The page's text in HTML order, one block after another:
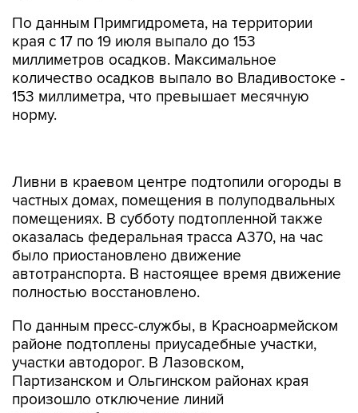
По данным Примгидромета, на территории
края с 17 по 19 июля выпало до 153
миллиметров осадков. Максимальное
количество осадков выпало во Владивостоке -
153 миллиметра, что превышает месячную
норму.
помещениях. В субботу подтопленной также
оказалась федеральная трасса А370, на час
было приостановлено движение
автотранспорта. В настоящее время движение
полностью восстановлено.
По данным пресс-службы, в Красноармейском
участки автодорог. В Лазовском,
Партизанском и Ольгинском районах края
произошло отключение линий
электроснабжения, ведутся
восстановительные работы.